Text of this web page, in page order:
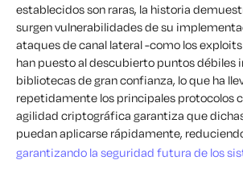
establecidos son raras, la historia
surgen vulnerabilidades de su
ataques de canal lateral -como los
han puesto al descubierto puntos débiles
bibliotecas de gran confianza, lo que ha
repetidamente los principales protocolos
agilidad criptográfica garantiza que
puedan aplicarse rápidamente,
garantizando la seguridad futura de los